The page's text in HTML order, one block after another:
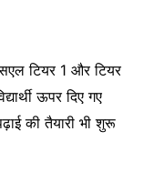
टियर 1 और टियर
ऊपर दिए गए
की तैयारी भी शुरू